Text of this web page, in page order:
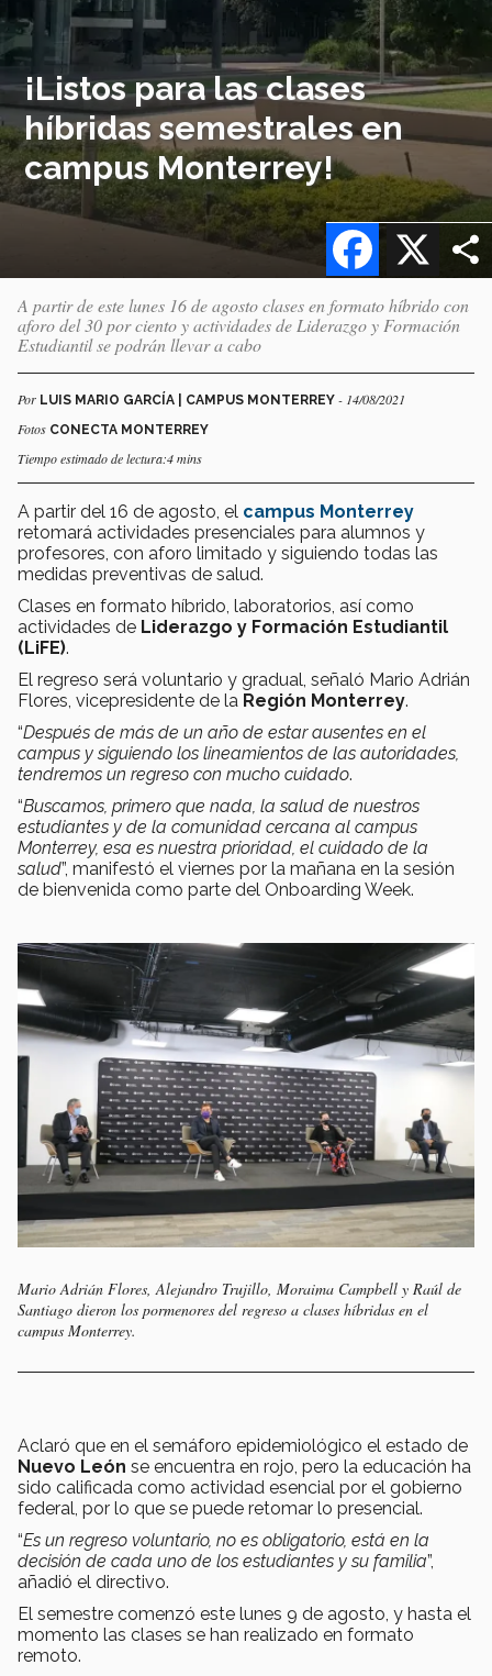
¡Listos para las clases
híbridas semestrales en
campus Monterrey!
X
Facebook
A partir de este lunes 16 de agosto clases en formato híbrido con
aforo del 30 por ciento y actividades de Liderazgo y Formación
Estudiantil se podrán llevar a cabo
Por LUIS MARIO GARCÍA | CAMPUS MONTERREY - 14/08/2021
Fotos CONECTA MONTERREY
Tiempo estimado de lectura:4 mins
A partir del 16 de agosto, el campus Monterrey
retomará actividades presenciales para alumnos y
profesores, con aforo limitado y siguiendo todas las
medidas preventivas de salud.
Clases en formato híbrido, laboratorios, así como
actividades de Liderazgo y Formación Estudiantil
(LiFE).
El regreso será voluntario y gradual, señaló Mario Adrián
Flores, vicepresidente de la Región Monterrey.
“Después de más de un año de estar ausentes en el
campus y siguiendo los lineamientos de las autoridades,
tendremos un regreso con mucho cuidado.
“Buscamos, primero que nada, la salud de nuestros
estudiantes y de la comunidad cercana al campus
Monterrey, esa es nuestra prioridad, el cuidado de la
salud”, manifestó el viernes por la mañana en la sesión
de bienvenida como parte del Onboarding Week.
Mario Adrián Flores, Alejandro Trujillo, Moraima Campbell y Raúl de
Santiago dieron los pormenores del regreso a clases híbridas en el
campus Monterrey.
Aclaró que en el semáforo epidemiológico el estado de
Nuevo León se encuentra en rojo, pero la educación ha
sido calificada como actividad esencial por el gobierno
federal, por lo que se puede retomar lo presencial.
“Es un regreso voluntario, no es obligatorio, está en la
decisión de cada uno de los estudiantes y su familia”,
añadió el directivo.
El semestre comenzó este lunes 9 de agosto, y hasta el
momento las clases se han realizado en formato
remoto.